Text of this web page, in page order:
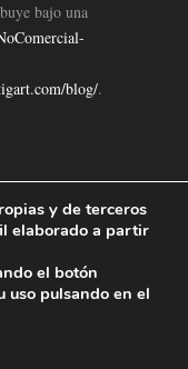
bajo una
blog/.
de Cookies|
y de terceros
elaborado a partir
el botón
uso pulsando en el